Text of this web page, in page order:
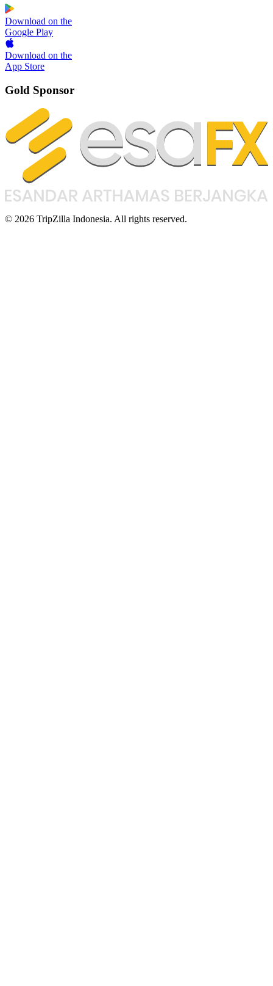
Download on the
Google Play
Download on the
App Store
Gold Sponsor
© 2026 TripZilla Indonesia. All rights reserved.